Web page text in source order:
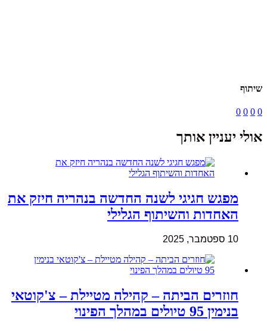
שיתוף
0
0
0
0
אולי יעניין אותך
מפגש חגיגי לשנה החדשה בנהריה חיזק את
האחדות והשיתוף הגלילי
10 ספטמבר, 2025
חוזרים הביתה – קהילה מטיילת – צ'קוטאי
בנימין 95 טיולים במהלך הפינוי